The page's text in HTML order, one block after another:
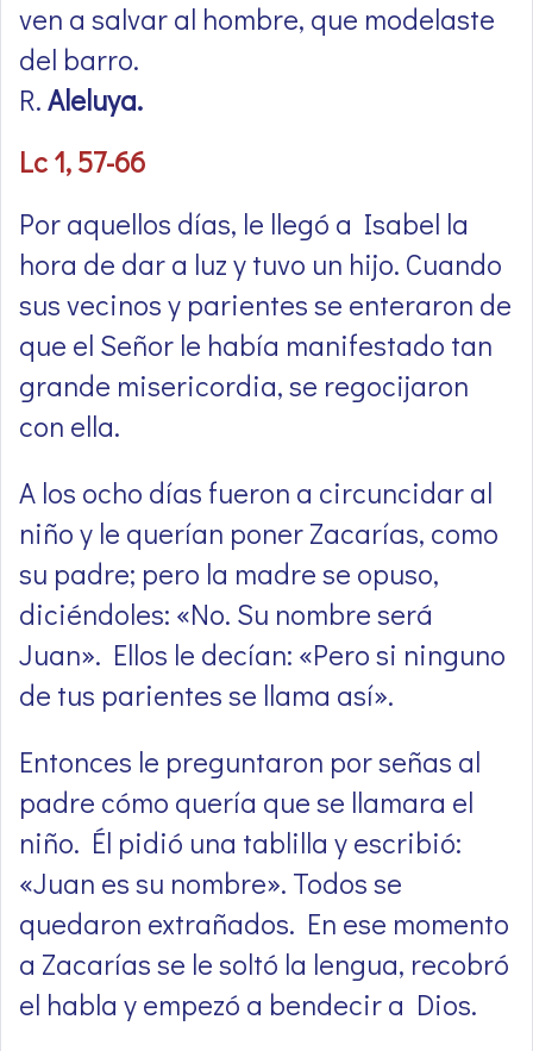
ven a salvar al hombre, que modelaste
del barro.
R.Aleluya.
Lc 1, 57-66
Por aquellos días, le llegó a Isabel la
hora de dar a luz y tuvo un hijo. Cuando
sus vecinos y parientes se enteraron de
que el Señor le había manifestado tan
grande misericordia, se regocijaron
con ella.
A los ocho días fueron a circuncidar al
niño y le querían poner Zacarías, como
su padre; pero la madre se opuso,
diciéndoles: «No. Su nombre será
Juan». Ellos le decían: «Pero si ninguno
de tus parientes se llama así».
Entonces le preguntaron por señas al
padre cómo quería que se llamara el
niño. Él pidió una tablilla y escribió:
«Juan es su nombre». Todos se
quedaron extrañados. En ese momento
a Zacarías se le soltó la lengua, recobró
el habla y empezó a bendecir a Dios.